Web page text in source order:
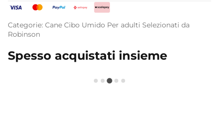
Categorie: Cane Cibo Umido Per adulti Selezionati da
Robinson
Spesso acquistati insieme